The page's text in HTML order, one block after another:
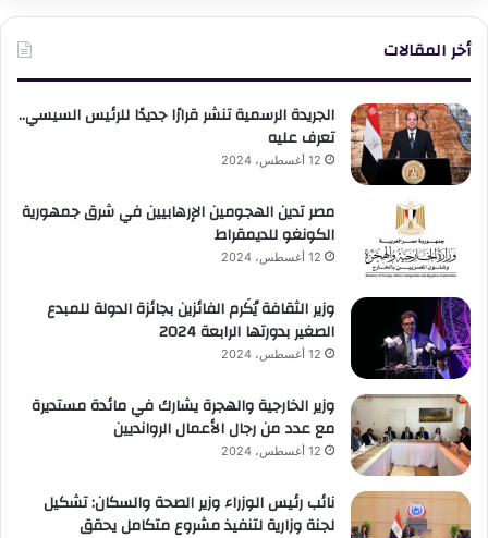
أخر المقالات
الجريدة الرسمية تنشر قرارًا جديدًا للرئيس السيسي..
تعرف عليه
12 أغسطس، 2024
مصر تدين الهجومين الإرهابيين في شرق جمهورية
الكونغو للديمقراط
12 أغسطس، 2024
وزير الثقافة يُكَرم الفائزين بجائزة الدولة للمبدع
الصغير بدورتها الرابعة 2024
12 أغسطس، 2024
وزير الخارجية والهجرة يشارك في مائدة مستديرة
مع عدد من رجال الأعمال الروانديين
12 أغسطس، 2024
نائب رئيس الوزراء وزير الصحة والسكان: تشكيل
لجنة وزارية لتنفيذ مشروع متكامل يحقق